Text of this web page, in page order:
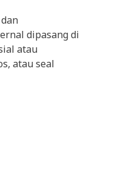
dipasang di
atau
atau seal